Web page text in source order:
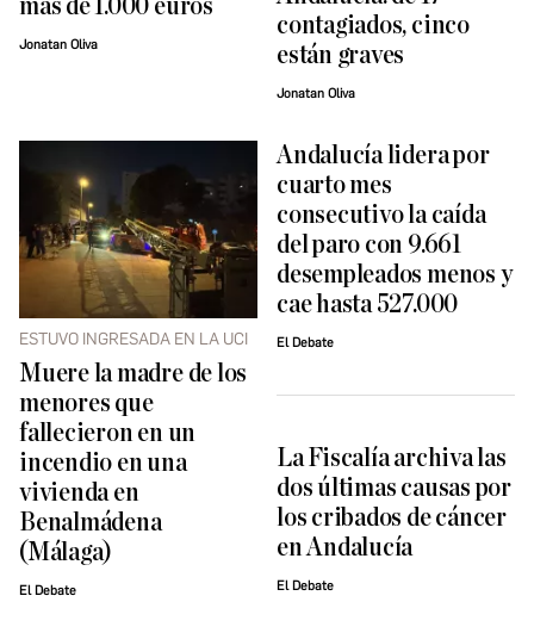
más de 1.000 euros
Jonatan Oliva
contagiados, cinco
están graves
Jonatan Oliva
ESTUVO INGRESADA EN LA UCI
Muere la madre de los
menores que
fallecieron en un
incendio en una
vivienda en
Benalmádena
(Málaga)
El Debate
Andalucía lidera por
cuarto mes
consecutivo la caída
del paro con 9.661
desempleados menos y
cae hasta 527.000
El Debate
La Fiscalía archiva las
dos últimas causas por
los cribados de cáncer
en Andalucía
El Debate